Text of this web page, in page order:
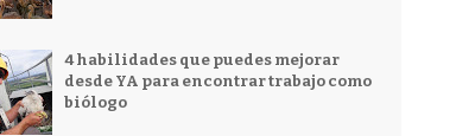
4 habilidades que puedes mejorar
desde YA para encontrar trabajo como
biólogo